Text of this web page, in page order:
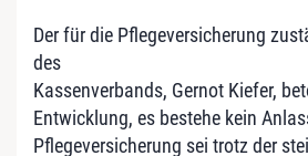
Der für die Pflegeversicherung
des
Kassenverbands, Gernot Kiefer,
Entwicklung, es bestehe kein
Pflegeversicherung sei trotz der